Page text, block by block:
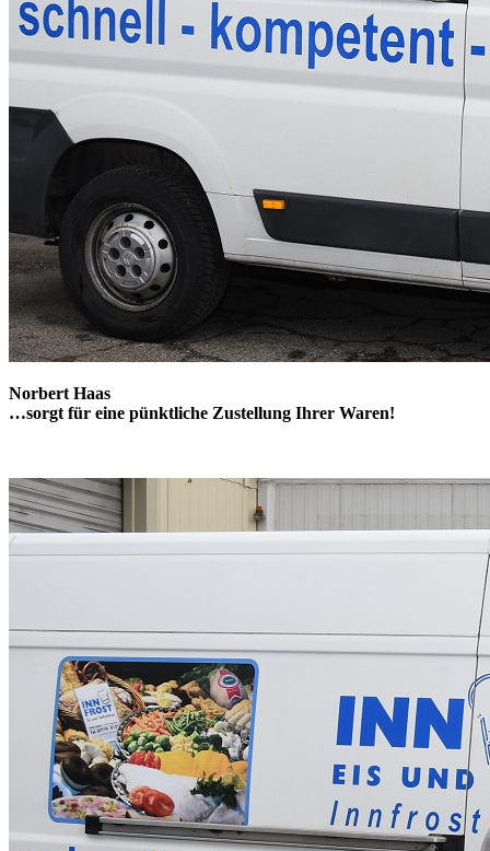
Norbert Haas
…sorgt für eine pünktliche Zustellung Ihrer Waren!